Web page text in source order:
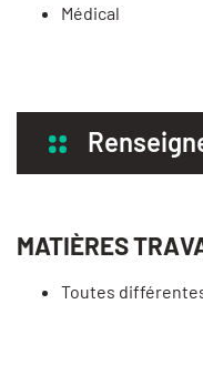
Médical
MATIÈRES
Toutes